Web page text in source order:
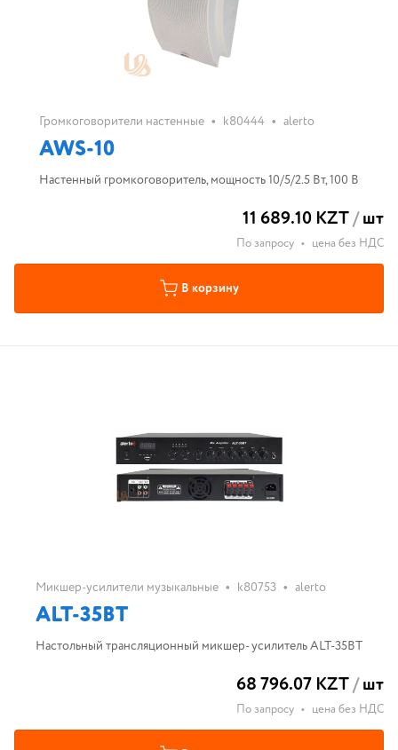
Громкоговорители настенные • k80444 • alerto
AWS-10
Настенный громкоговоритель, мощность 10/5/2.5 Вт, 100 В
11 689.10 KZT/шт
По запросу • цена без НДС
В корзину
Микшер-усилители музыкальные • k80753 • alerto
ALT-35BT
Настольный трансляционный микшер- усилитель ALT-35BT
68 796.07 KZT/шт
По запросу • цена без НДС